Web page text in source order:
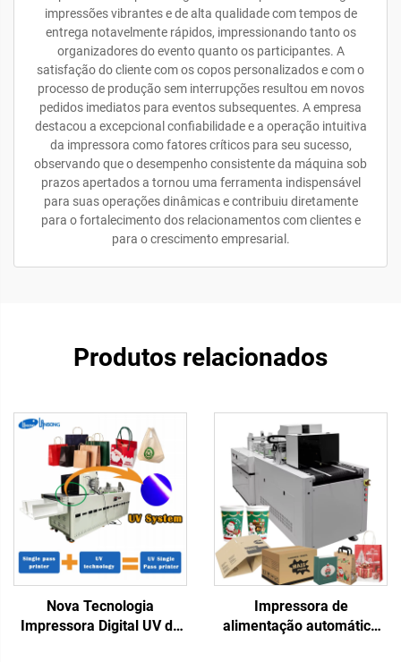
impressões vibrantes e de alta qualidade com tempos de
entrega notavelmente rápidos, impressionando tanto os
organizadores do evento quanto os participantes. A
satisfação do cliente com os copos personalizados e com o
processo de produção sem interrupções resultou em novos
pedidos imediatos para eventos subsequentes. A empresa
destacou a excepcional confiabilidade e a operação intuitiva
da impressora como fatores críticos para seu sucesso,
observando que o desempenho consistente da máquina sob
prazos apertados a tornou uma ferramenta indispensável
para suas operações dinâmicas e contribuiu diretamente
para o fortalecimento dos relacionamentos com clientes e
para o crescimento empresarial.
Produtos relacionados
Nova Tecnologia
Impressora Digital UV de
Impressora de
alimentação automática